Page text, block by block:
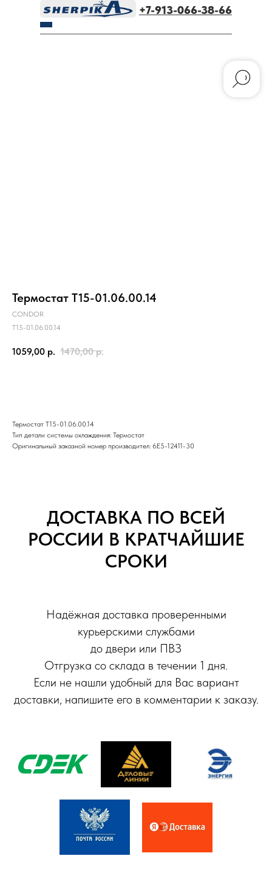
+7-913-066-38-66
Термостат Т15-01.06.00.14
CONDOR
T15-01.06.00.14
1059,00 р. 1470,00 р.
Термостат Т15-01.06.00.14
Тип детали системы охлаждения: Термостат
Оригинальный заказной номер производител: 6E5-12411-30
ДОСТАВКА ПО ВСЕЙ
РОССИИ В КРАТЧАЙШИЕ
СРОКИ
Надёжная доставка проверенными
курьерскими службами
до двери или ПВЗ
Отгрузка со склада в течении 1 дня.
Если не нашли удобный для Вас вариант
доставки, напишите его в комментарии к заказу.